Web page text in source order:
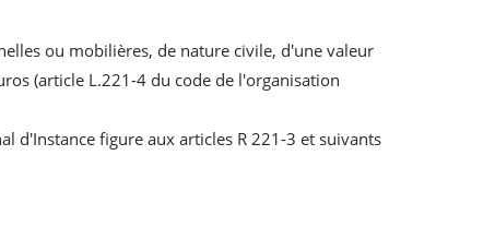
ou mobilières, de nature civile, d'une valeur
(article L.221-4 du code de l'organisation
d'Instance figure aux articles R 221-3 et suivants